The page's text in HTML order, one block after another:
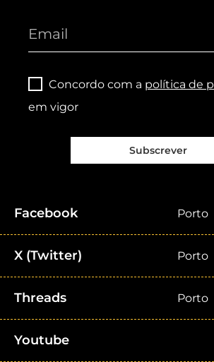
Concordo com a política de
em vigor
Subscrever
Facebook Porto
X (Twitter) Porto
Threads Porto
Youtube